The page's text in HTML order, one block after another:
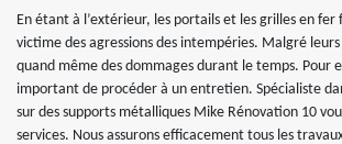
En étant à l’extérieur, les portails et les grilles en
victime des agressions des intempéries. Malgré
quand même des dommages durant le temps. Pour
important de procéder à un entretien. Spécialiste
sur des supports métalliques Mike Rénovation 10
services. Nous assurons efficacement tous les